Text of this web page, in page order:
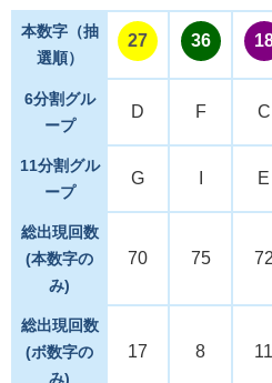
本数字（抽
選順）
27 36
6分割グル
ープ
D F C
11分割グル
ープ
G E
総出現回数
(本数字の
み)
70 75 72
総出現回数
(ボ数字の
み)
17 8 11